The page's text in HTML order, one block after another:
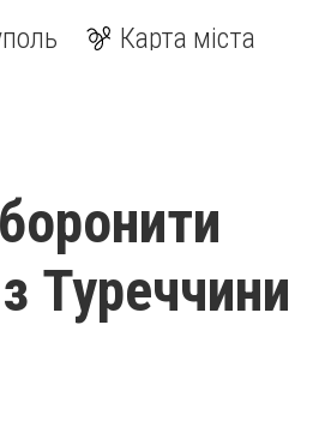
Карта міста
Туреччини